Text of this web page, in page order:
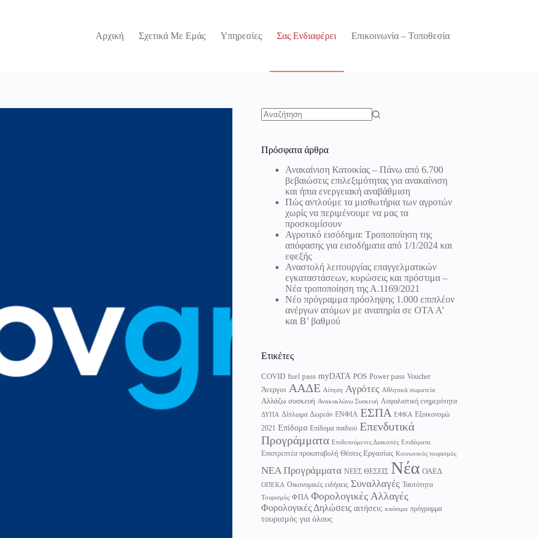
Αρχική
Σχετικά Με Εμάς Υπηρεσίες Σας Ενδιαφέρει Επικοινωνία – Τοποθεσία
Πρόσφατα άρθρα
Ανακαίνιση Κατοικίας – Πάνω από 6.700
βεβαιώσεις επιλεξιμότητας για ανακαίνιση
και ήπια ενεργειακή αναβάθμιση
Πώς αντλούμε τα μισθωτήρια των αγροτών
χωρίς να περιμένουμε να μας τα
προσκομίσουν
Αγροτικό εισόδημα: Τροποποίηση της
απόφασης για εισοδήματα από 1/1/2024 και
εφεξής
Αναστολή λειτουργίας επαγγελματικών
εγκαταστάσεων, κυρώσεις και πρόστιμα –
Νέα τροποποίηση της Α.1169/2021
Νέο πρόγραμμα πρόσληψης 1.000 επιπλέον
ανέργων ατόμων με αναπηρία σε ΟΤΑ Α’
και Β’ βαθμού
Ετικέτες
COVID fuel pass myDATA POS Power pass Voucher
Άνεργοι ΑΑΔΕ Αίτηση Αγρότες Αθλητικά σωματεία
Αλλάζω συσκευή Ανακυκλώνω Συσκευή Ασφαλιστική ενημερότητα
ΔΥΠΑ Δίπλωμα Δωρεάν ΕΝΦΙΑ ΕΣΠΑ ΕΦΚΑ Εξοικονομώ
2021 Επίδομα Επίδομα παιδιού Επενδυτικά
Προγράμματα Επιδοτούμενες Διακοπές Επιδόματα
Επιστρεπτέα προκαταβολή Θέσεις Εργασίας Κοινωνικός τουρισμός
ΝΕΑ Προγράμματα ΝΕΕΣ ΘΕΣΕΙΣ Νέα ΟΑΕΔ
ΟΠΕΚΑ Οικονομικές ειδήσεις Συναλλαγές Ταυτότητα
Τουρισμός ΦΠΑ Φορολογικές Αλλαγές
Φορολογικές Δηλώσεις αιτήσεις καύσιμα πρόγραμμα
τουρισμός για όλους